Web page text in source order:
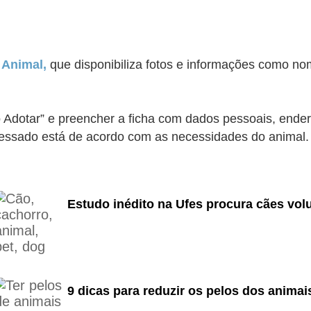
que disponibiliza fotos e informações como
e preencher a ficha com dados pessoais,
está de acordo com as necessidades do
Estudo inédito na Ufes procura cães
9 dicas para reduzir os pelos dos